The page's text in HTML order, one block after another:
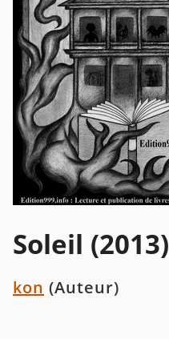
Soleil (2013)
kon (Auteur)